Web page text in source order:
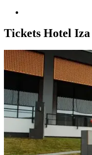
Tickets Hotel Iza